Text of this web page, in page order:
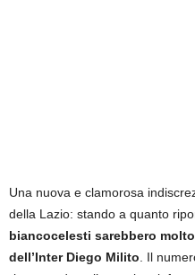
Una nuova e clamorosa
della Lazio: stando a quanto
biancocelesti sarebbero
dell’Inter Diego Milito. Il